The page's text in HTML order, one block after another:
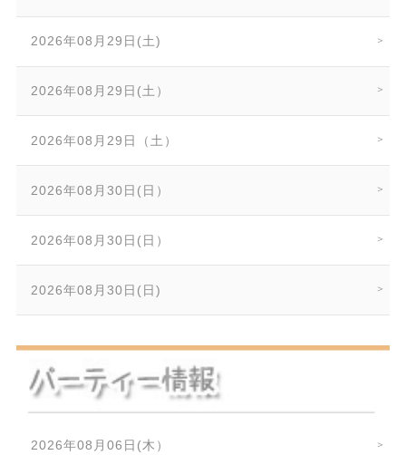
2026年08月29日(土)
2026年08月29日(土）
2026年08月29日（土）
2026年08月30日(日）
2026年08月30日(日）
2026年08月30日(日)
2026年08月06日(木）